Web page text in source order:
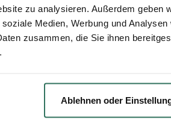
zu analysieren. Außerdem geben
Medien, Werbung und
zusammen, die Sie ihnen
Ablehnen oder
Transparenzhinweis:An unserem
Bestattungsunternehmen teil,
zu Stande kommt, erhalten wir